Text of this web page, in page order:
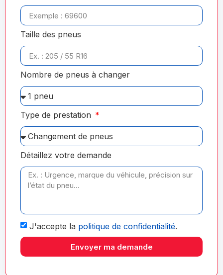
Taille des pneus
Nombre de pneus à changer
Type de prestation
Détaillez votre demande
J'accepte la politique de confidentialité.
Envoyer ma demande